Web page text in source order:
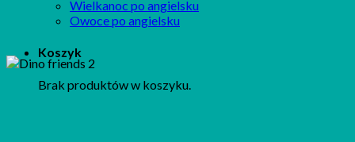
Wielkanoc po angielsku
Owoce po angielsku
Koszyk
Brak produktów w koszyku.